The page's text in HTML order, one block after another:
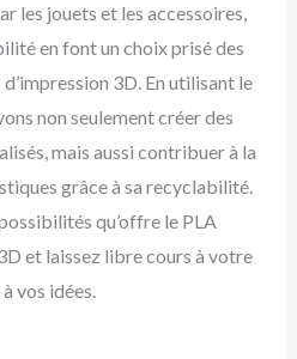
les jouets et les accessoires,
en font un choix prisé des
3D. En utilisant le
non seulement créer des
mais aussi contribuer à la
grâce à sa recyclabilité.
qu’offre le PLA
et laissez libre cours à votre
vos idées.